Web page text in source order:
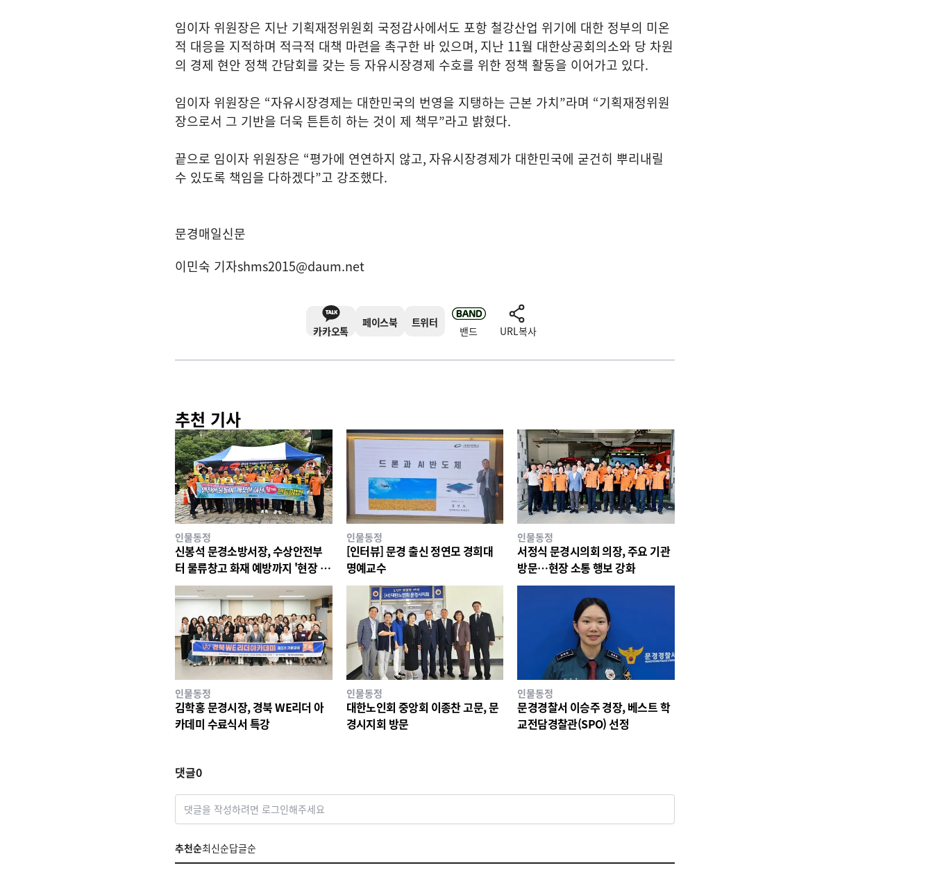
임이자 위원장은 지난 기획재정위원회 국정감사에서도 포항 철강산업 위기에 대한 정부의 미온
적 대응을 지적하며 적극적 대책 마련을 촉구한 바 있으며, 지난 11월 대한상공회의소와 당 차원
의 경제 현안 정책 간담회를 갖는 등 자유시장경제 수호를 위한 정책 활동을 이어가고 있다.
임이자 위원장은 “자유시장경제는 대한민국의 번영을 지탱하는 근본 가치”라며 “기획재정위원
장으로서 그 기반을 더욱 튼튼히 하는 것이 제 책무”라고 밝혔다.
끝으로 임이자 위원장은 “평가에 연연하지 않고,자유시장경제가 대한민국에 굳건히 뿌리내릴
수 있도록 책임을 다하겠다”고 강조했다.
문경매일신문
이민숙 기자shms2015@daum.net
카카오톡
페이스북 트위터
밴드 URL복사
추천 기사
인물동정
신봉석 문경소방서장, 수상안전부
터 물류창고 화재 예방까지 '현장 안
전행정' 강화
인물동정
[인터뷰] 문경 출신 정연모 경희대
명예교수
인물동정
서정식 문경시의회 의장, 주요 기관
방문…현장 소통 행보 강화
인물동정
김학홍 문경시장, 경북 WE리더 아
카데미 수료식서 특강
인물동정
대한노인회 중앙회 이종찬 고문, 문
경시지회 방문
인물동정
문경경찰서 이승주 경장, 베스트 학
교전담경찰관(SPO) 선정
댓글0
댓글을 작성하려면 로그인해주세요
추천순최신순답글순